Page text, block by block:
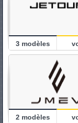
3modèles
2modèles